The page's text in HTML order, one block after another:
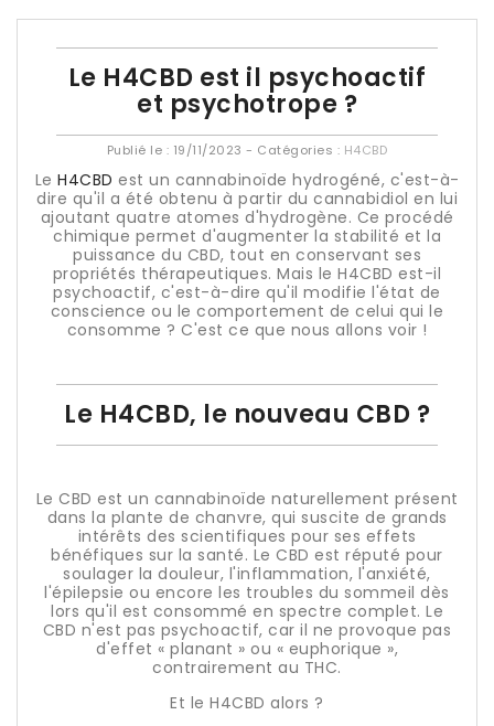
Le H4CBD est il psychoactif
et psychotrope ?
Publié le : 19/11/2023 - Catégories : H4CBD
Le H4CBD est un cannabinoïde hydrogéné, c'est-à-
dire qu'il a été obtenu à partir du cannabidiol en lui
ajoutant quatre atomes d'hydrogène. Ce procédé
chimique permet d'augmenter la stabilité et la
puissance du CBD, tout en conservant ses
propriétés thérapeutiques. Mais le H4CBD est-il
psychoactif, c'est-à-dire qu'il modifie l'état de
conscience ou le comportement de celui qui le
consomme ? C'est ce que nous allons voir !
Le H4CBD, le nouveau CBD ?
Le CBD est un cannabinoïde naturellement présent
dans la plante de chanvre, qui suscite de grands
intérêts des scientifiques pour ses effets
bénéfiques sur la santé. Le CBD est réputé pour
soulager la douleur, l'inflammation, l'anxiété,
l'épilepsie ou encore les troubles du sommeil dès
lors qu'il est consommé en spectre complet. Le
CBD n'est pas psychoactif, car il ne provoque pas
d'effet « planant » ou « euphorique »,
contrairement au THC.
Et le H4CBD alors ?